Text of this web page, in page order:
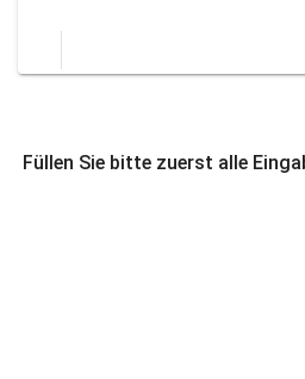
Füllen Sie bitte zuerst alle